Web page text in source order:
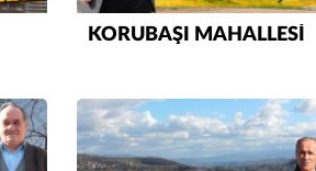
KORUBAŞI MAHALLESİ